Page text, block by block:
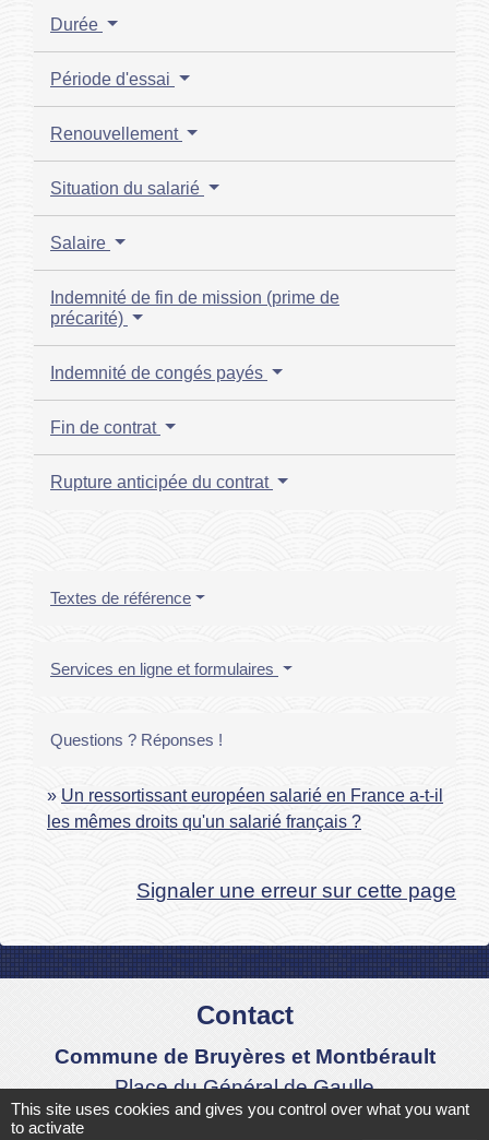
Durée
Période d'essai
Renouvellement
Situation du salarié
Salaire
Indemnité de fin de mission (prime de
précarité)
Indemnité de congés payés
Fin de contrat
Rupture anticipée du contrat
Textes de référence
Services en ligne et formulaires
Questions ? Réponses !
Un ressortissant européen salarié en France a-t-il
les mêmes droits qu'un salarié français ?
Signaler une erreur sur cette page
Contact
Commune de Bruyères et Montbérault
Place du Général de Gaulle
02860 Bruyères-et-Montbérault - FRANCE
This site uses cookies and gives you control over what you want
to activate